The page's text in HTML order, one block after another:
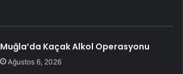
Muğla’da Kaçak Alkol Operasyonu
Ağustos 6, 2026